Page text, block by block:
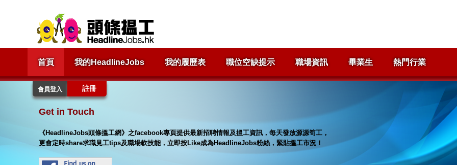
首頁 我的HeadlineJobs 我的履歷表 職位空缺提示 職場資訊 畢業生 熱門行業
會員登入 註冊
Get in Touch
《HeadlineJobs頭條搵工網》之facebook專頁提供最新招聘情報及搵工資訊，每天發放源源筍工，
更會定時share求職見工tips及職場軟技能，立即按Like成為HeadlineJobs粉絲，緊貼搵工市況！